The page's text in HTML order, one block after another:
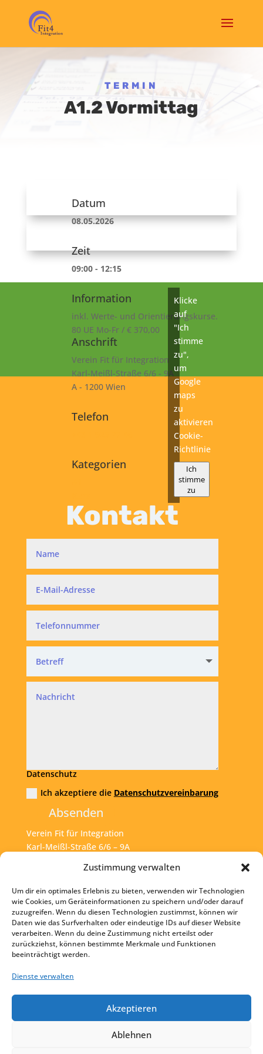
Zustimmung verwalten
Um dir ein optimales Erlebnis zu bieten, verwenden wir Technologien
wie Cookies, um Geräteinformationen zu speichern und/oder darauf
zuzugreifen. Wenn du diesen Technologien zustimmst, können wir
Daten wie das Surfverhalten oder eindeutige IDs auf dieser Website
verarbeiten. Wenn du deine Zustimmung nicht erteilst oder
zurückziehst, können bestimmte Merkmale und Funktionen
beeinträchtigt werden.
Dienste verwalten
Akzeptieren
Ablehnen
TERMIN
A1.2 Vormittag
Datum
08.05.2026
Zeit
09:00 - 12:15
Information
inkl. Werte- und Orientierungskurse.
80 UE Mo-Fr / € 370,00
Anschrift
Verein Fit für Integration
Karl-Meißl-Straße 6/6 - 9A
A - 1200 Wien
Telefon
Kategorien
Klicke
auf
"Ich
stimme
zu",
um
Google
maps
zu
aktivieren
Cookie-
Richtlinie
Ich
stimme
zu
Kontakt
Datenschutz
Ich akzeptiere die Datenschutzvereinbarung
Absenden
Verein Fit für Integration
Karl-Meißl-Straße 6/6 – 9A
Tel:+43 1 925 77 46
Mail: office@fit4int.at
Startseite
Kontakt
Impressum